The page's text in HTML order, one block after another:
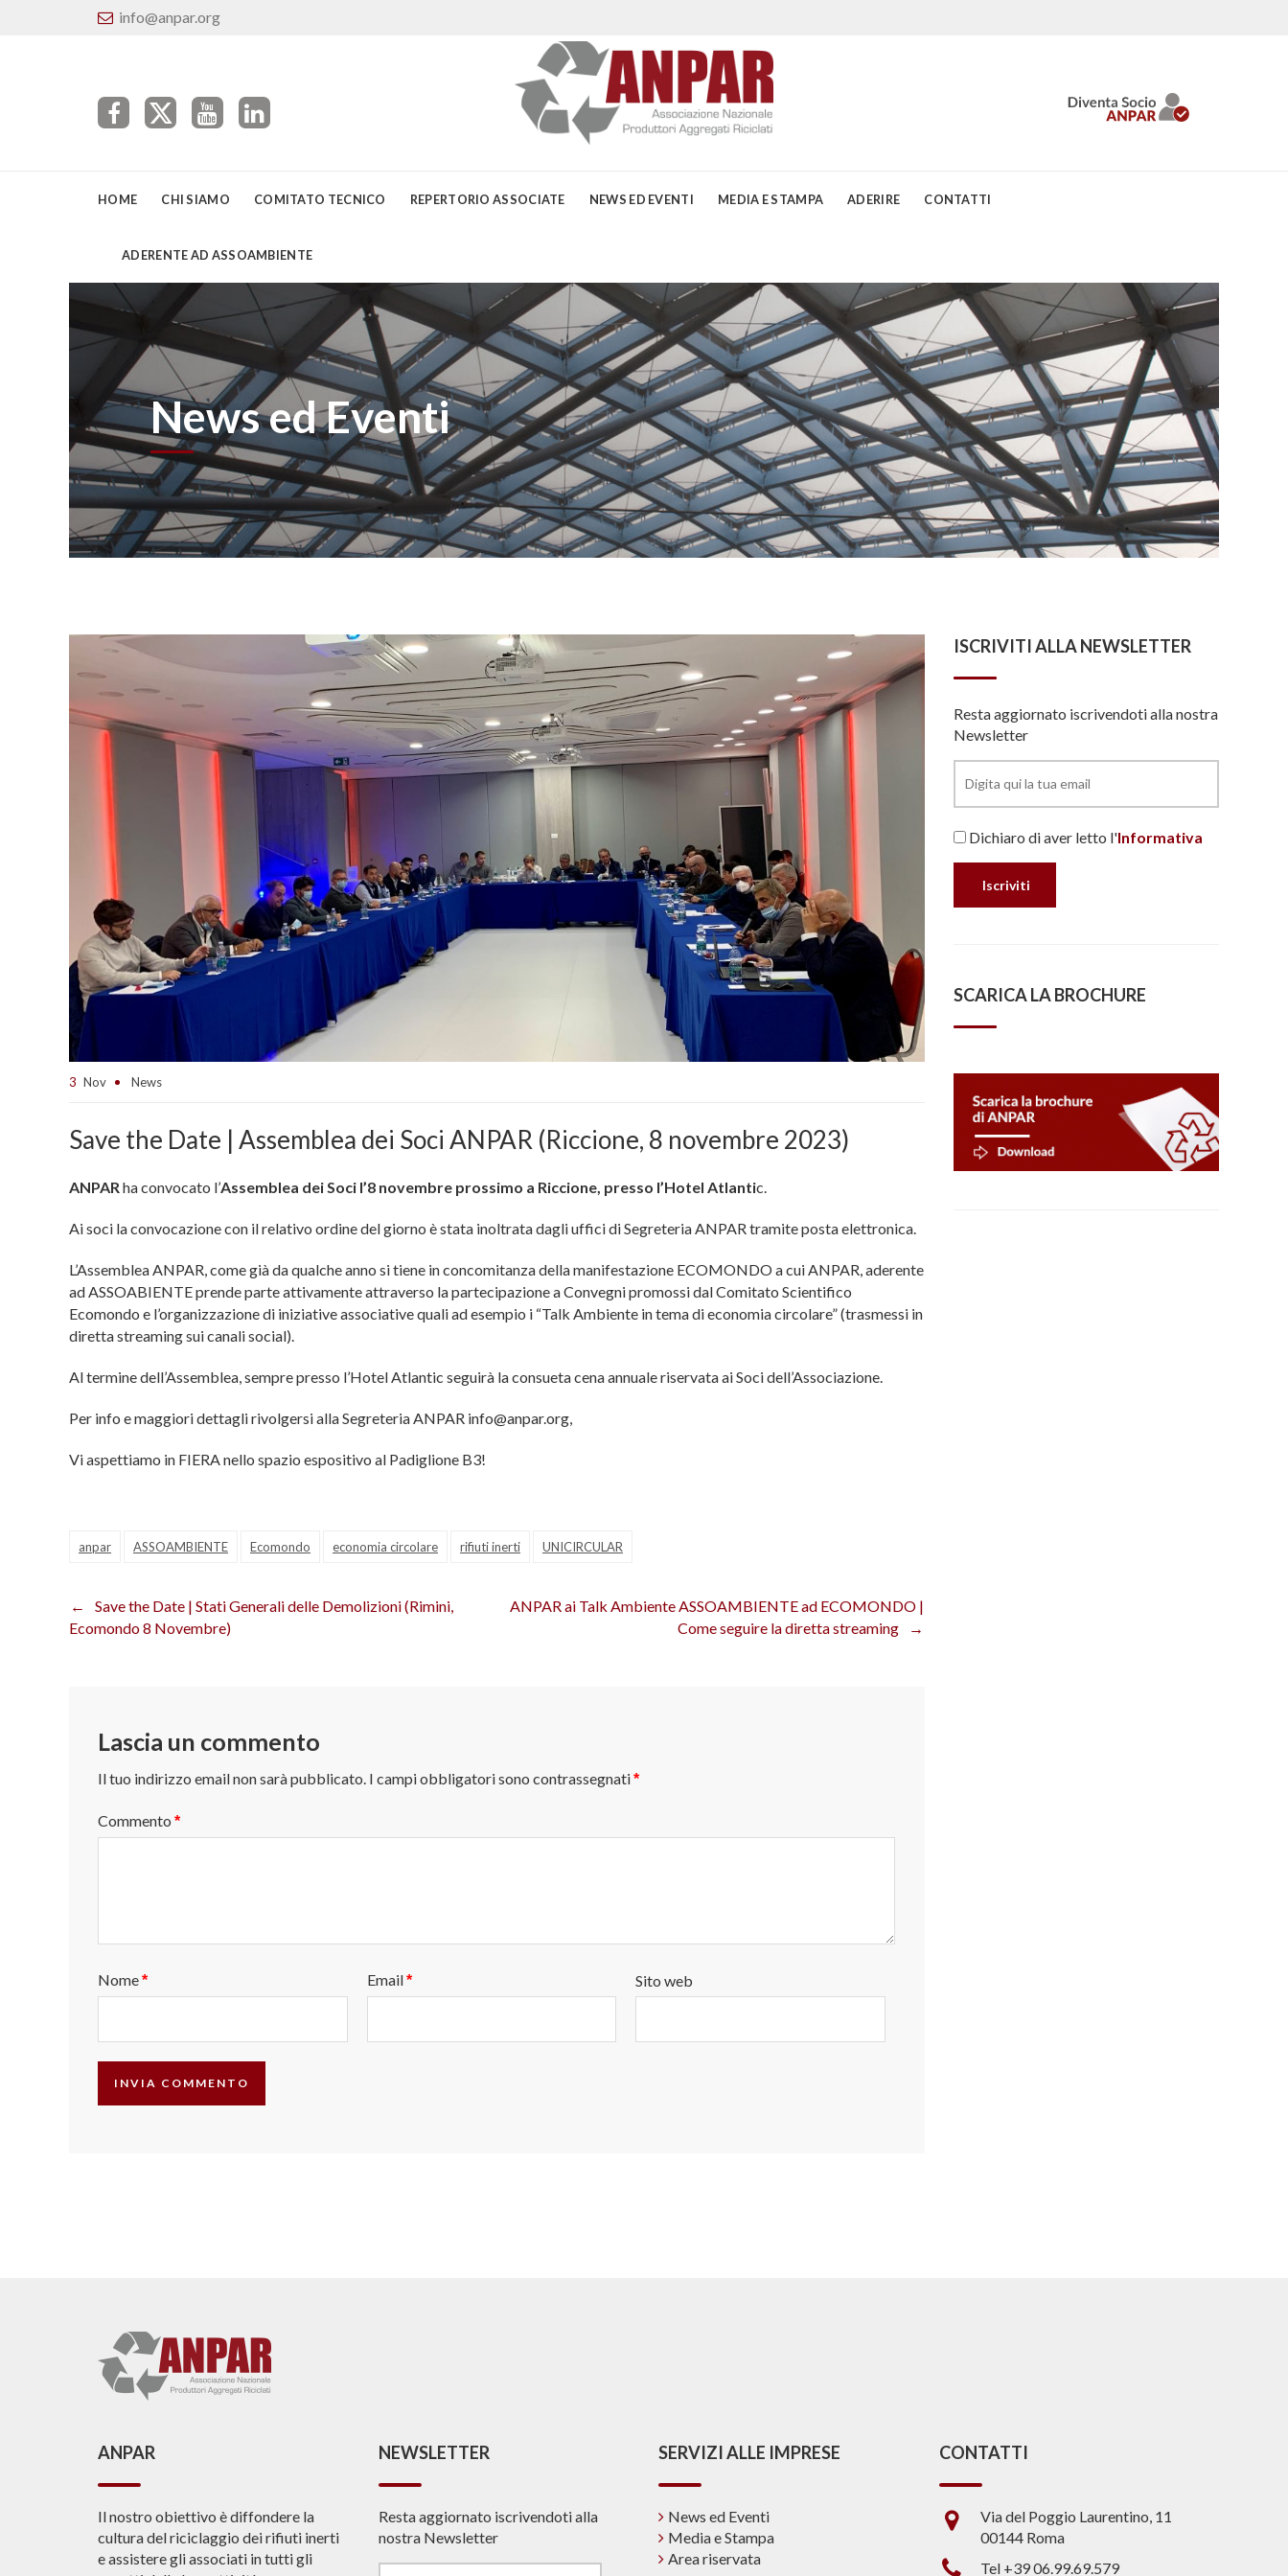
info@anpar.org
HOME CHI SIAMO COMITATO TECNICO REPERTORIO ASSOCIATE NEWS ED EVENTI MEDIA E STAMPA ADERIRE CONTATTI
ADERENTE AD ASSOAMBIENTE
News ed Eventi
3 Nov News
Save the Date | Assemblea dei Soci ANPAR (Riccione, 8 novembre 2023)
ANPARha convocato l’Assemblea dei Soci l’8 novembre prossimo a Riccione, presso l’Hotel Atlantic.
Ai soci la convocazione con il relativo ordine del giorno è stata inoltrata dagli uffici di Segreteria ANPAR tramite posta elettronica.
L’Assemblea ANPAR, come già da qualche anno si tiene in concomitanza della manifestazione ECOMONDO a cui ANPAR, aderente
ad ASSOABIENTE prende parte attivamente attraverso la partecipazione a Convegni promossi dal Comitato Scientifico
Ecomondo e l’organizzazione di iniziative associative quali ad esempio i “Talk Ambiente in tema di economia circolare” (trasmessi in
diretta streaming sui canali social).
Al termine dell’Assemblea, sempre presso l’Hotel Atlantic seguirà la consueta cena annuale riservata ai Soci dell’Associazione.
Per info e maggiori dettagli rivolgersi alla Segreteria ANPAR info@anpar.org,
Vi aspettiamo in FIERA nello spazio espositivo al Padiglione B3!
anpar ASSOAMBIENTE Ecomondo economia circolare rifiuti inerti UNICIRCULAR
Navigazione
Save the Date | Stati Generali delle Demolizioni (Rimini,
Ecomondo 8 Novembre)
ANPAR ai Talk Ambiente ASSOAMBIENTE ad ECOMONDO |
Come seguire la diretta streaming
Lascia un commento
Il tuo indirizzo email non sarà pubblicato. I campi obbligatori sono contrassegnati*
Commento *
Nome* Email* Sito web
ISCRIVITI ALLA NEWSLETTER
Resta aggiornato iscrivendoti alla nostra
Newsletter
Dichiaro di aver letto l'Informativa
SCARICA LA BROCHURE
ANPAR
Il nostro obiettivo è diffondere la
cultura del riciclaggio dei rifiuti inerti
e assistere gli associati in tutti gli
NEWSLETTER
Resta aggiornato iscrivendoti alla
nostra Newsletter
SERVIZI ALLE IMPRESE
News ed Eventi
Media e Stampa
Area riservata
CONTATTI
Via del Poggio Laurentino, 11
00144 Roma
Tel +39 06.99.69.579